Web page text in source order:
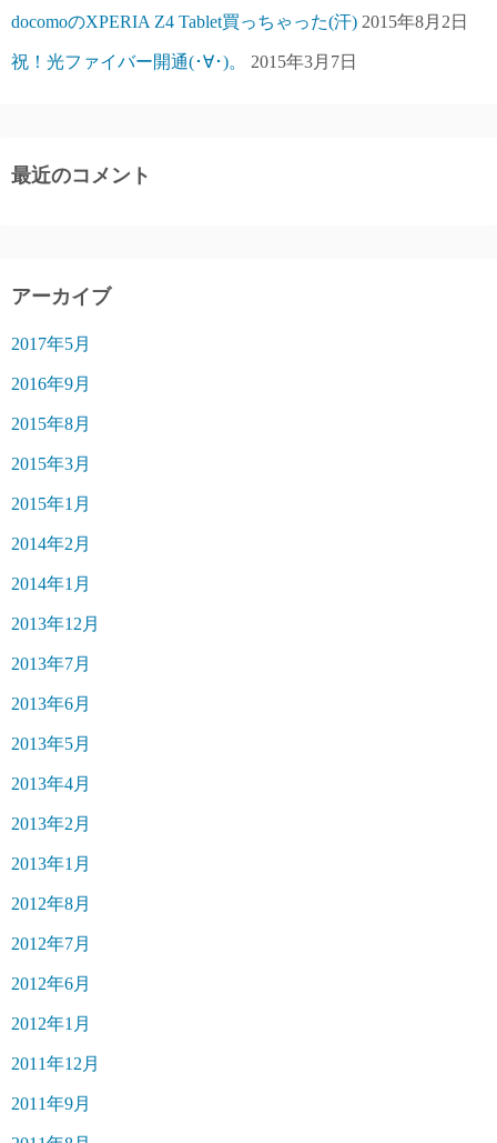
docomoのXPERIA Z4 Tablet買っちゃった(汗) 2015年8月2日
祝！光ファイバー開通(･∀･)。 2015年3月7日
最近のコメント
アーカイブ
2017年5月
2016年9月
2015年8月
2015年3月
2015年1月
2014年2月
2014年1月
2013年12月
2013年7月
2013年6月
2013年5月
2013年4月
2013年2月
2013年1月
2012年8月
2012年7月
2012年6月
2012年1月
2011年12月
2011年9月